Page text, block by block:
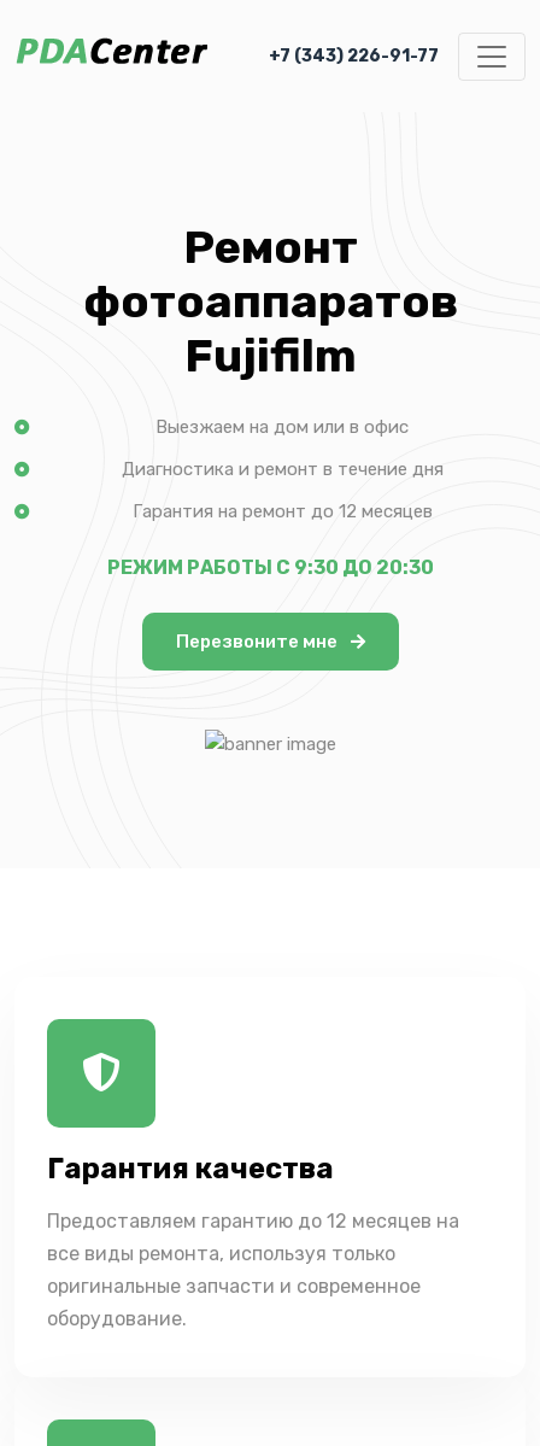
+7 (343) 226-91-77
Ремонт
фотоаппаратов
Fujifilm
Выезжаем на дом или в офис
Диагностика и ремонт в течение дня
Гарантия на ремонт до 12 месяцев
РЕЖИМ РАБОТЫ С 9:30 ДО 20:30
Перезвоните мне
Гарантия качества
Предоставляем гарантию до 12 месяцев на
все виды ремонта, используя только
оригинальные запчасти и современное
оборудование.